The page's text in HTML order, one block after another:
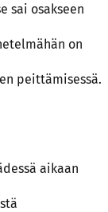
sai osakseen
on
peittämisessä.
aikaan